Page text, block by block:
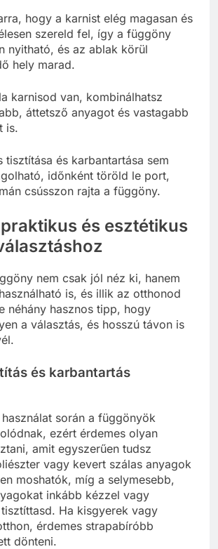
hogy a karnist elég magasan és
szereld fel, így a függöny
nyitható, és az ablak körül
hely marad.
karnisod van, kombinálhatsz
áttetsző anyagot és vastagabb
is.
tisztítása és karbantartása sem
időnként töröld le port,
csússzon rajta a függöny.
és esztétikus
nem csak jól néz ki, hanem
is, és illik az otthonod
néhány hasznos tipp, hogy
a választás, és hosszú távon is
és karbantartás
során a függönyök
ezért érdemes olyan
amit egyszerűen tudsz
vagy kevert szálas anyagok
moshatók, míg a selymesebb,
inkább kézzel vagy
Ha kisgyerek vagy
érdemes strapabíróbb
dönteni.